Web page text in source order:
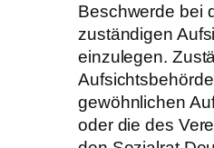
Beschwerde bei
zuständigen
einzulegen.
gewöhnlichen
oder die des